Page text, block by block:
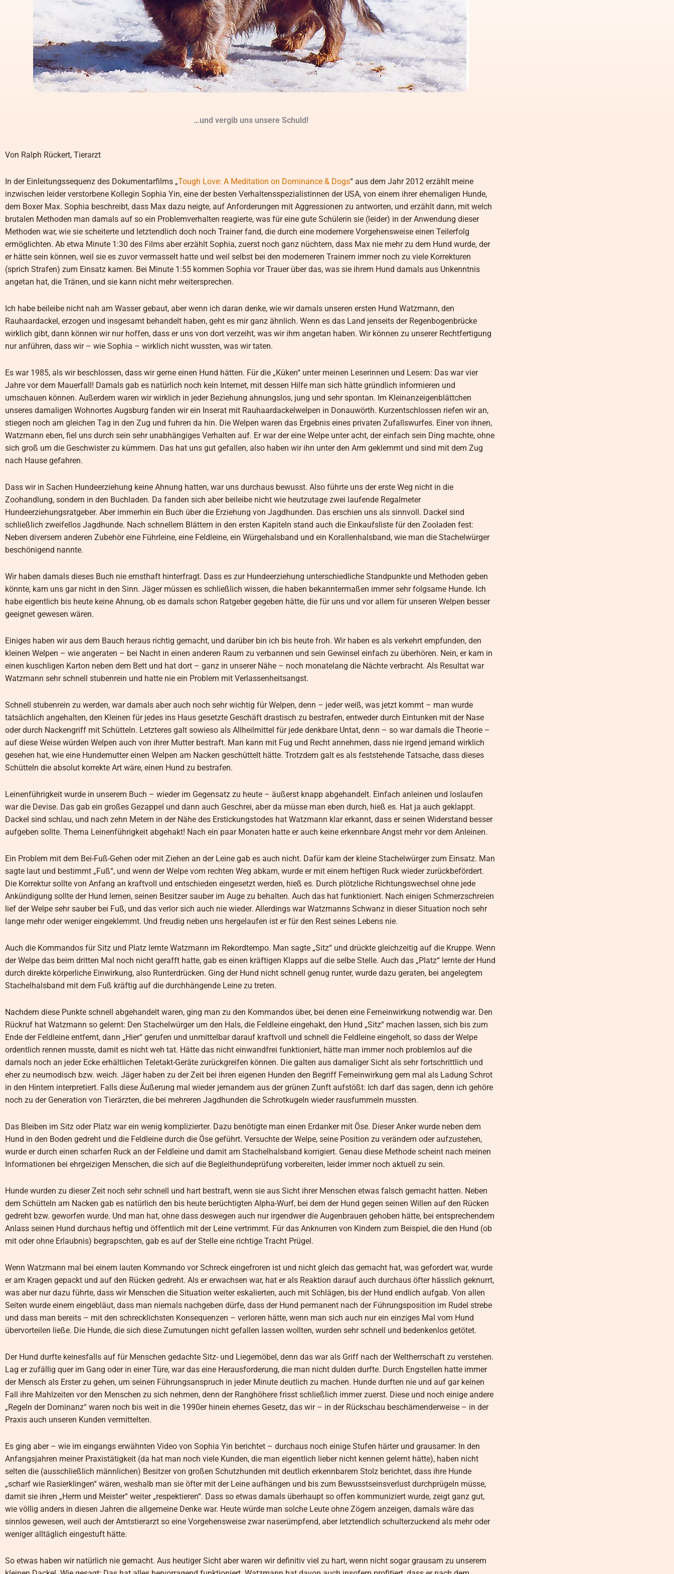
…und vergib uns unsere Schuld!
Von Ralph Rückert, Tierarzt
In der Einleitungssequenz des Dokumentarfilms „Tough Love: A Meditation on Dominance & Dogs“ aus dem Jahr 2012 erzählt meine
inzwischen leider verstorbene Kollegin Sophia Yin, eine der besten Verhaltensspezialistinnen der USA, von einem ihrer ehemaligen Hunde,
dem Boxer Max. Sophia beschreibt, dass Max dazu neigte, auf Anforderungen mit Aggressionen zu antworten, und erzählt dann, mit welch
brutalen Methoden man damals auf so ein Problemverhalten reagierte, was für eine gute Schülerin sie (leider) in der Anwendung dieser
Methoden war, wie sie scheiterte und letztendlich doch noch Trainer fand, die durch eine modernere Vorgehensweise einen Teilerfolg
ermöglichten. Ab etwa Minute 1:30 des Films aber erzählt Sophia, zuerst noch ganz nüchtern, dass Max nie mehr zu dem Hund wurde, der
er hätte sein können, weil sie es zuvor vermasselt hatte und weil selbst bei den moderneren Trainern immer noch zu viele Korrekturen
(sprich Strafen) zum Einsatz kamen. Bei Minute 1:55 kommen Sophia vor Trauer über das, was sie ihrem Hund damals aus Unkenntnis
angetan hat, die Tränen, und sie kann nicht mehr weitersprechen.
Ich habe beileibe nicht nah am Wasser gebaut, aber wenn ich daran denke, wie wir damals unseren ersten Hund Watzmann, den
Rauhaardackel, erzogen und insgesamt behandelt haben, geht es mir ganz ähnlich. Wenn es das Land jenseits der Regenbogenbrücke
wirklich gibt, dann können wir nur hoffen, dass er uns von dort verzeiht, was wir ihm angetan haben. Wir können zu unserer Rechtfertigung
nur anführen, dass wir – wie Sophia – wirklich nicht wussten, was wir taten.
Es war 1985, als wir beschlossen, dass wir gerne einen Hund hätten. Für die „Küken“ unter meinen Leserinnen und Lesern: Das war vier
Jahre vor dem Mauerfall! Damals gab es natürlich noch kein Internet, mit dessen Hilfe man sich hätte gründlich informieren und
umschauen können. Außerdem waren wir wirklich in jeder Beziehung ahnungslos, jung und sehr spontan. Im Kleinanzeigenblättchen
unseres damaligen Wohnortes Augsburg fanden wir ein Inserat mit Rauhaardackelwelpen in Donauwörth. Kurzentschlossen riefen wir an,
stiegen noch am gleichen Tag in den Zug und fuhren da hin. Die Welpen waren das Ergebnis eines privaten Zufallswurfes. Einer von ihnen,
Watzmann eben, fiel uns durch sein sehr unabhängiges Verhalten auf. Er war der eine Welpe unter acht, der einfach sein Ding machte, ohne
sich groß um die Geschwister zu kümmern. Das hat uns gut gefallen, also haben wir ihn unter den Arm geklemmt und sind mit dem Zug
nach Hause gefahren.
Dass wir in Sachen Hundeerziehung keine Ahnung hatten, war uns durchaus bewusst. Also führte uns der erste Weg nicht in die
Zoohandlung, sondern in den Buchladen. Da fanden sich aber beileibe nicht wie heutzutage zwei laufende Regalmeter
Hundeerziehungsratgeber. Aber immerhin ein Buch über die Erziehung von Jagdhunden. Das erschien uns als sinnvoll. Dackel sind
schließlich zweifellos Jagdhunde. Nach schnellem Blättern in den ersten Kapiteln stand auch die Einkaufsliste für den Zooladen fest:
Neben diversem anderen Zubehör eine Führleine, eine Feldleine, ein Würgehalsband und ein Korallenhalsband, wie man die Stachelwürger
beschönigend nannte.
Wir haben damals dieses Buch nie ernsthaft hinterfragt. Dass es zur Hundeerziehung unterschiedliche Standpunkte und Methoden geben
könnte, kam uns gar nicht in den Sinn. Jäger müssen es schließlich wissen, die haben bekanntermaßen immer sehr folgsame Hunde. Ich
habe eigentlich bis heute keine Ahnung, ob es damals schon Ratgeber gegeben hätte, die für uns und vor allem für unseren Welpen besser
geeignet gewesen wären.
Einiges haben wir aus dem Bauch heraus richtig gemacht, und darüber bin ich bis heute froh. Wir haben es als verkehrt empfunden, den
kleinen Welpen – wie angeraten – bei Nacht in einen anderen Raum zu verbannen und sein Gewinsel einfach zu überhören. Nein, er kam in
einen kuschligen Karton neben dem Bett und hat dort – ganz in unserer Nähe – noch monatelang die Nächte verbracht. Als Resultat war
Watzmann sehr schnell stubenrein und hatte nie ein Problem mit Verlassenheitsangst.
Schnell stubenrein zu werden, war damals aber auch noch sehr wichtig für Welpen, denn – jeder weiß, was jetzt kommt – man wurde
tatsächlich angehalten, den Kleinen für jedes ins Haus gesetzte Geschäft drastisch zu bestrafen, entweder durch Eintunken mit der Nase
oder durch Nackengriff mit Schütteln. Letzteres galt sowieso als Allheilmittel für jede denkbare Untat, denn – so war damals die Theorie –
auf diese Weise würden Welpen auch von ihrer Mutter bestraft. Man kann mit Fug und Recht annehmen, dass nie irgend jemand wirklich
gesehen hat, wie eine Hundemutter einen Welpen am Nacken geschüttelt hätte. Trotzdem galt es als feststehende Tatsache, dass dieses
Schütteln die absolut korrekte Art wäre, einen Hund zu bestrafen.
Leinenführigkeit wurde in unserem Buch – wieder im Gegensatz zu heute – äußerst knapp abgehandelt. Einfach anleinen und loslaufen
war die Devise. Das gab ein großes Gezappel und dann auch Geschrei, aber da müsse man eben durch, hieß es. Hat ja auch geklappt.
Dackel sind schlau, und nach zehn Metern in der Nähe des Erstickungstodes hat Watzmann klar erkannt, dass er seinen Widerstand besser
aufgeben sollte. Thema Leinenführigkeit abgehakt! Nach ein paar Monaten hatte er auch keine erkennbare Angst mehr vor dem Anleinen.
Ein Problem mit dem Bei-Fuß-Gehen oder mit Ziehen an der Leine gab es auch nicht. Dafür kam der kleine Stachelwürger zum Einsatz. Man
sagte laut und bestimmt „Fuß“, und wenn der Welpe vom rechten Weg abkam, wurde er mit einem heftigen Ruck wieder zurückbefördert.
Die Korrektur sollte von Anfang an kraftvoll und entschieden eingesetzt werden, hieß es. Durch plötzliche Richtungswechsel ohne jede
Ankündigung sollte der Hund lernen, seinen Besitzer sauber im Auge zu behalten. Auch das hat funktioniert. Nach einigen Schmerzschreien
lief der Welpe sehr sauber bei Fuß, und das verlor sich auch nie wieder. Allerdings war Watzmanns Schwanz in dieser Situation noch sehr
lange mehr oder weniger eingeklemmt. Und freudig neben uns hergelaufen ist er für den Rest seines Lebens nie.
Auch die Kommandos für Sitz und Platz lernte Watzmann im Rekordtempo. Man sagte „Sitz“ und drückte gleichzeitig auf die Kruppe. Wenn
der Welpe das beim dritten Mal noch nicht gerafft hatte, gab es einen kräftigen Klapps auf die selbe Stelle. Auch das „Platz“ lernte der Hund
durch direkte körperliche Einwirkung, also Runterdrücken. Ging der Hund nicht schnell genug runter, wurde dazu geraten, bei angelegtem
Stachelhalsband mit dem Fuß kräftig auf die durchhängende Leine zu treten.
Nachdem diese Punkte schnell abgehandelt waren, ging man zu den Kommandos über, bei denen eine Ferneinwirkung notwendig war. Den
Rückruf hat Watzmann so gelernt: Den Stachelwürger um den Hals, die Feldleine eingehakt, den Hund „Sitz“ machen lassen, sich bis zum
Ende der Feldleine entfernt, dann „Hier“ gerufen und unmittelbar darauf kraftvoll und schnell die Feldleine eingeholt, so dass der Welpe
ordentlich rennen musste, damit es nicht weh tat. Hätte das nicht einwandfrei funktioniert, hätte man immer noch problemlos auf die
damals noch an jeder Ecke erhältlichen Teletakt-Geräte zurückgreifen können. Die galten aus damaliger Sicht als sehr fortschrittlich und
eher zu neumodisch bzw. weich. Jäger haben zu der Zeit bei ihren eigenen Hunden den Begriff Ferneinwirkung gern mal als Ladung Schrot
in den Hintern interpretiert. Falls diese Äußerung mal wieder jemandem aus der grünen Zunft aufstößt: Ich darf das sagen, denn ich gehöre
noch zu der Generation von Tierärzten, die bei mehreren Jagdhunden die Schrotkugeln wieder rausfummeln mussten.
Das Bleiben im Sitz oder Platz war ein wenig komplizierter. Dazu benötigte man einen Erdanker mit Öse. Dieser Anker wurde neben dem
Hund in den Boden gedreht und die Feldleine durch die Öse geführt. Versuchte der Welpe, seine Position zu verändern oder aufzustehen,
wurde er durch einen scharfen Ruck an der Feldleine und damit am Stachelhalsband korrigiert. Genau diese Methode scheint nach meinen
Informationen bei ehrgeizigen Menschen, die sich auf die Begleithundeprüfung vorbereiten, leider immer noch aktuell zu sein.
Hunde wurden zu dieser Zeit noch sehr schnell und hart bestraft, wenn sie aus Sicht ihrer Menschen etwas falsch gemacht hatten. Neben
dem Schütteln am Nacken gab es natürlich den bis heute berüchtigten Alpha-Wurf, bei dem der Hund gegen seinen Willen auf den Rücken
gedreht bzw. geworfen wurde. Und man hat, ohne dass deswegen auch nur irgendwer die Augenbrauen gehoben hätte, bei entsprechendem
Anlass seinen Hund durchaus heftig und öffentlich mit der Leine vertrimmt. Für das Anknurren von Kindern zum Beispiel, die den Hund (ob
mit oder ohne Erlaubnis) begrapschten, gab es auf der Stelle eine richtige Tracht Prügel.
Wenn Watzmann mal bei einem lauten Kommando vor Schreck eingefroren ist und nicht gleich das gemacht hat, was gefordert war, wurde
er am Kragen gepackt und auf den Rücken gedreht. Als er erwachsen war, hat er als Reaktion darauf auch durchaus öfter hässlich geknurrt,
was aber nur dazu führte, dass wir Menschen die Situation weiter eskalierten, auch mit Schlägen, bis der Hund endlich aufgab. Von allen
Seiten wurde einem eingebläut, dass man niemals nachgeben dürfe, dass der Hund permanent nach der Führungsposition im Rudel strebe
und dass man bereits – mit den schrecklichsten Konsequenzen – verloren hätte, wenn man sich auch nur ein einziges Mal vom Hund
übervorteilen ließe. Die Hunde, die sich diese Zumutungen nicht gefallen lassen wollten, wurden sehr schnell und bedenkenlos getötet.
Der Hund durfte keinesfalls auf für Menschen gedachte Sitz- und Liegemöbel, denn das war als Griff nach der Weltherrschaft zu verstehen.
Lag er zufällig quer im Gang oder in einer Türe, war das eine Herausforderung, die man nicht dulden durfte. Durch Engstellen hatte immer
der Mensch als Erster zu gehen, um seinen Führungsanspruch in jeder Minute deutlich zu machen. Hunde durften nie und auf gar keinen
Fall ihre Mahlzeiten vor den Menschen zu sich nehmen, denn der Ranghöhere frisst schließlich immer zuerst. Diese und noch einige andere
„Regeln der Dominanz“ waren noch bis weit in die 1990er hinein ehernes Gesetz, das wir – in der Rückschau beschämenderweise – in der
Praxis auch unseren Kunden vermittelten.
Es ging aber – wie im eingangs erwähnten Video von Sophia Yin berichtet – durchaus noch einige Stufen härter und grausamer: In den
Anfangsjahren meiner Praxistätigkeit (da hat man noch viele Kunden, die man eigentlich lieber nicht kennen gelernt hätte), haben nicht
selten die (ausschließlich männlichen) Besitzer von großen Schutzhunden mit deutlich erkennbarem Stolz berichtet, dass ihre Hunde
„scharf wie Rasierklingen“ wären, weshalb man sie öfter mit der Leine aufhängen und bis zum Bewusstseinsverlust durchprügeln müsse,
damit sie ihren „Herrn und Meister“ weiter „respektieren“. Dass so etwas damals überhaupt so offen kommuniziert wurde, zeigt ganz gut,
wie völlig anders in diesen Jahren die allgemeine Denke war. Heute würde man solche Leute ohne Zögern anzeigen, damals wäre das
sinnlos gewesen, weil auch der Amtstierarzt so eine Vorgehensweise zwar naserümpfend, aber letztendlich schulterzuckend als mehr oder
weniger alltäglich eingestuft hätte.
So etwas haben wir natürlich nie gemacht. Aus heutiger Sicht aber waren wir definitiv viel zu hart, wenn nicht sogar grausam zu unserem